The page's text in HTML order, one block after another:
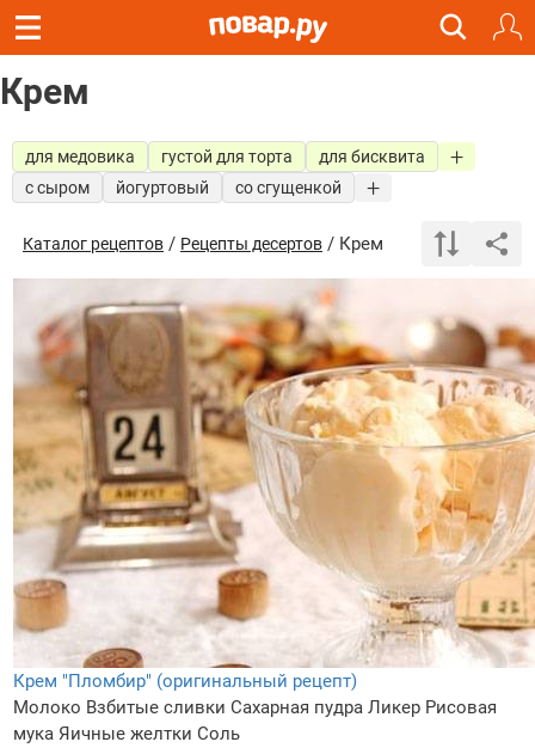
Крем
для медовика густой для торта
для бисквита
с сыром
йогуртовый со сгущенкой
Каталог рецептов / Рецепты десертов / Крем
Крем "Пломбир" (оригинальный рецепт)
Молоко Взбитые сливки Сахарная пудра Ликер Рисовая
мука Яичные желтки Соль